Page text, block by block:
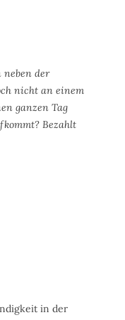
neben der
nicht an einem
ganzen Tag
Bezahlt
in der